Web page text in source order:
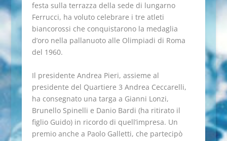
festa sulla terrazza della sede di lungarno
Ferrucci, ha voluto celebrare i tre atleti
biancorossi che conquistarono la medaglia
d’oro nella pallanuoto alle Olimpiadi di Roma
del 1960.
Il presidente Andrea Pieri, assieme al
presidente del Quartiere 3 Andrea Ceccarelli,
ha consegnato una targa a Gianni Lonzi,
Brunello Spinelli e Danio Bardi (ha ritirato il
figlio Guido) in ricordo di quell’impresa. Un
premio anche a Paolo Galletti, che partecipò